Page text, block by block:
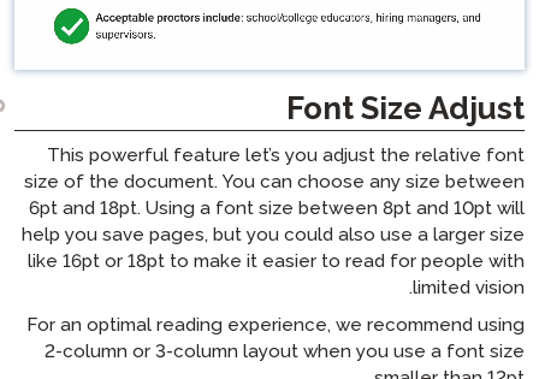
This powerful feature let’s
size of the document. You can
6pt and 18pt. Using a font size
help you save pages, but you
like 16pt or 18pt to make it
For an optimal reading
2-column or 3-column layout